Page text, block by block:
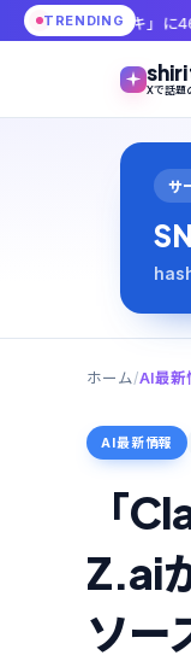
TRENDING
キ」に4662いいね——『
Xで話題
サ
ホーム/AI最新
AI最新情報
「
Z.ai
ソー